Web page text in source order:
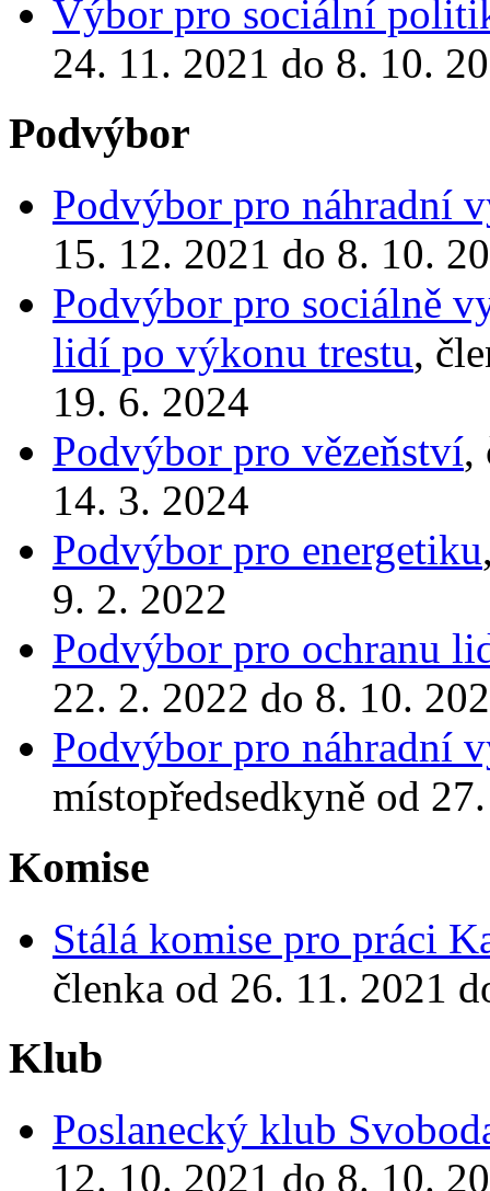
Výbor pro sociální
24. 11. 2021 do 8. 10.
Podvýbor
Podvýbor pro náhradní
15. 12. 2021 do 8. 10.
Podvýbor pro sociálně
lidí po výkonu trestu,
19. 6. 2024
Podvýbor pro vězeňství,
14. 3. 2024
Podvýbor pro energetiku
9. 2. 2022
Podvýbor pro ochranu
22. 2. 2022 do 8. 10.
Podvýbor pro náhradní
místopředsedkyně od
Komise
Stálá komise pro práci
členka od 26. 11. 2021
Klub
Poslanecký klub
12. 10. 2021 do 8. 10.